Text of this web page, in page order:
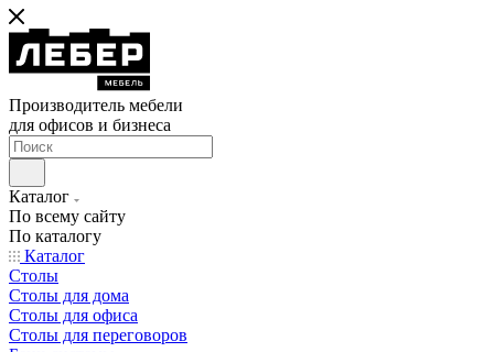
Производитель мебели
для офисов и бизнеса
Каталог
По всему сайту
По каталогу
Каталог
Столы
Столы для дома
Столы для офиса
Столы для переговоров